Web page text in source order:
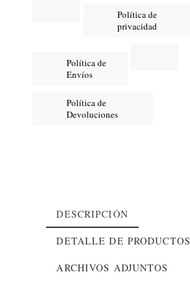
Política de
privacidad
Política de
Envíos
Política de
Devoluciones
DESCRIPCIÓN
DETALLE DE PRODUCTOS
ARCHIVOS ADJUNTOS